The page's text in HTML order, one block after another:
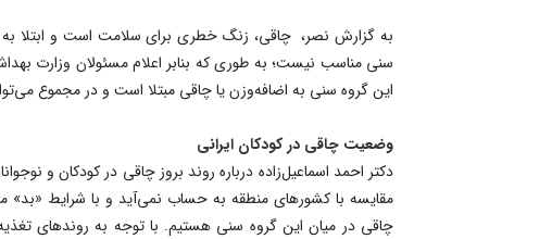
به گزارش نصر، چاقی، زنگ خطری برای سلامت است و ابتلا به
این گروه سنی به اضافه‌وزن یا چاقی مبتلا است و در مجموع می‌توان گفت که حدود ۲۲ تا ۲۵ درصد کودکان و نوجوان
وضعیت چاقی در کودکان ایرانی
چاقی در میان این گروه سنی هستیم. با توجه به روندهای